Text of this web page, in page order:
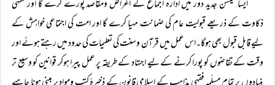
ایسا کمیشن جدید دور میں ادارہ اجماع کے اغراض ومقاصد پورے کرے گا اور فقہی
ذکاوت کے ذریعے قبولیت عام کی ضمانت مہیا کرے گا اور امت کی اجتماعی خواہش کے
لیے قابل قبول بھی ہوگا۔اس عمل میں قرآن وسنت کی تعلیمات کی حدود میں رہتے ہوئے اور
وقت کے تقاضوں کو پورا کرنے کے لیے اجتہاد کے طریقہ پر عمل پیرا ہوکر قوانین کو وسیع تر